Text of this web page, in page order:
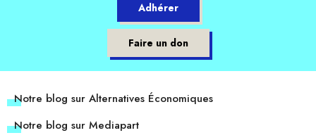
Adhérer
Faire un don
Notre blog sur Alternatives Économiques
Notre blog sur Mediapart